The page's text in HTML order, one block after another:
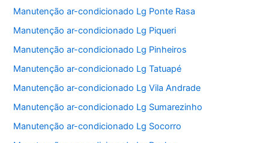
Manutenção ar-condicionado Lg Ponte Rasa
Manutenção ar-condicionado Lg Piqueri
Manutenção ar-condicionado Lg Pinheiros
Manutenção ar-condicionado Lg Tatuapé
Manutenção ar-condicionado Lg Vila Andrade
Manutenção ar-condicionado Lg Sumarezinho
Manutenção ar-condicionado Lg Socorro